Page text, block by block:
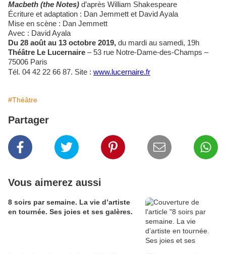
Macbeth (the Notes) d’après William Shakespeare
Écriture et adaptation : Dan Jemmett et David Ayala
Mise en scène : Dan Jemmett
Avec : David Ayala
Du 28 août au 13 octobre 2019, du mardi au samedi, 19h
Théâtre Le Lucernaire – 53 rue Notre-Dame-des-Champs –
75006 Paris
Tél. 04 42 22 66 87. Site : www.lucernaire.fr
#Théâtre
Partager
Vous aimerez aussi
8 soirs par semaine. La vie d’artiste
en tournée. Ses joies et ses galères.